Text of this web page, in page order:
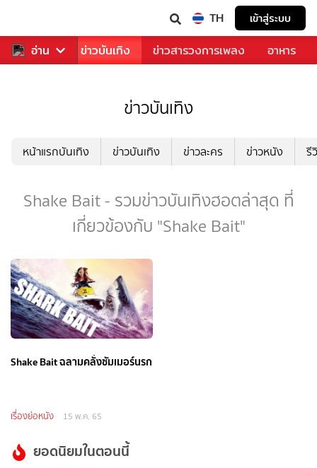
TH เข้าสู่ระบบ
อ่าน
ฬา ข่าว ข่าวบันเทิง ข่าวสารวงการเพลง อาหาร
ข่าวบันเทิง
หน้าแรกบันเทิง ข่าวบันเทิง ข่าวละคร ข่าวหนัง รี
Shake Bait - รวมข่าวบันเทิงฮอตล่าสุด ที่
เกี่ยวข้องกับ "Shake Bait"
Shake Bait ฉลามคลั่งซัมเมอร์นรก
เรื่องย่อหนัง 15 พ.ค. 65
ยอดนิยมในตอนนี้